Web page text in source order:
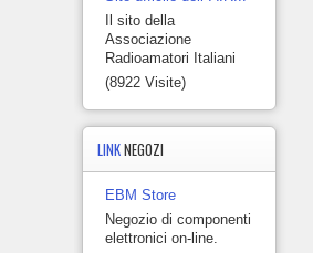
Il sito della
Associazione
Radioamatori Italiani
(8922 Visite)
LINKNEGOZI
EBM Store
Negozio di componenti
elettronici on-line.